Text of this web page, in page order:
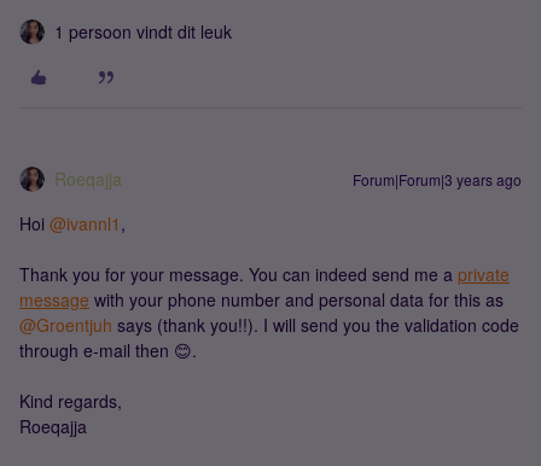
1 persoon vindt dit leuk
Roeqajja Forum|Forum|3 years ago
Hoi @ivannl1 ,
Thank you for your message. You can indeed send me a private
message with your phone number and personal data for this as
@Groentjuh says (thank you!!). I will send you the validation code
through e-mail then 😊.
Kind regards,
Roeqajja